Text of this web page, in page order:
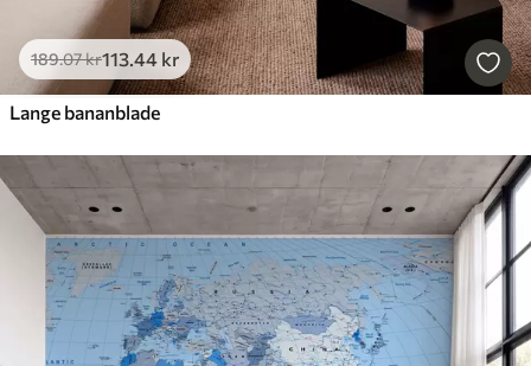
189.07kr113.44 kr
Lange bananblade